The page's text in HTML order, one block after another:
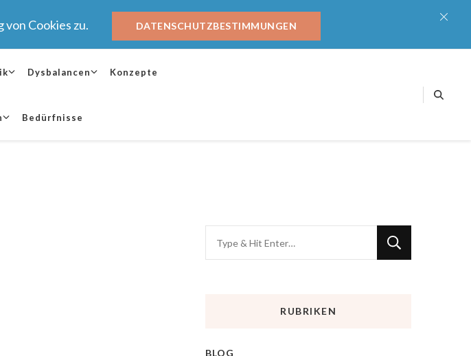
Cookies zu. DATENSCHUTZBESTIMMUNGEN
Dysbalancen Konzepte
Bedürfnisse
RUBRIKEN
BLOG